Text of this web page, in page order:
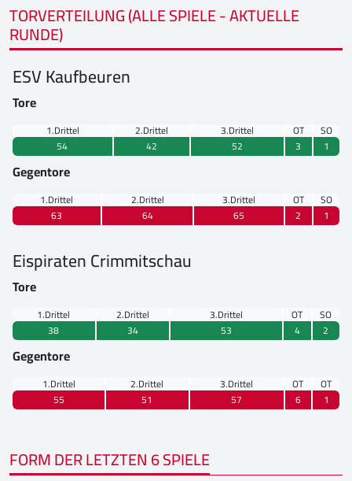
TORVERTEILUNG (ALLE SPIELE - AKTUELLE
RUNDE)
ESV Kaufbeuren
Tore
1.Drittel 2.Drittel 3.Drittel OT
SO
54
42 52 3 1
Gegentore
1.Drittel 2.Drittel 3.Drittel OT
SO
63
64 65 2 1
Eispiraten Crimmitschau
Tore
1.Drittel 2.Drittel 3.Drittel OT
SO
38
34 53 4 2
Gegentore
1.Drittel 2.Drittel 3.Drittel OT
OT
55
51 57 6 1
FORM DER LETZTEN 6 SPIELE